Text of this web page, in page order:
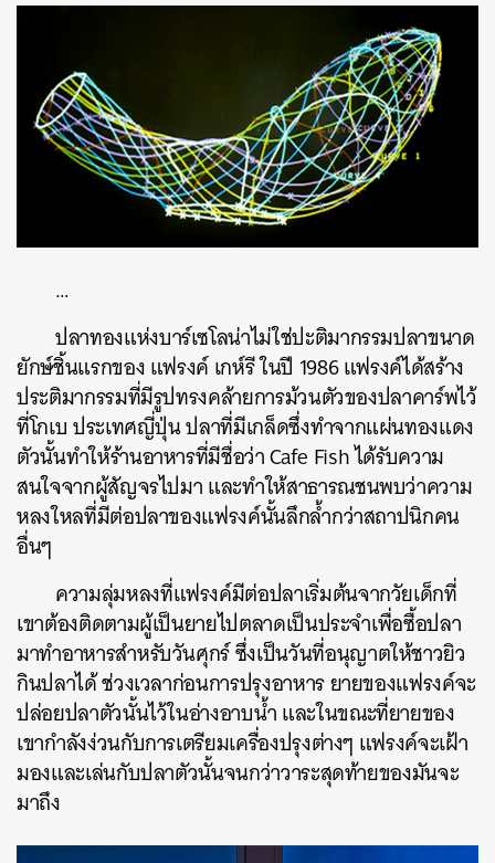
…
ปลาทองแห่งบาร์เซโลน่าไม่ใช่ปะติมากรรมปลาขนาด
ยักษ์ชิ้นแรกของแฟรงค์เกห์รีในปี 1986แฟรงค์ได้สร้าง
ประติมากรรมที่มีรูปทรงคล้ายการม้วนตัวของปลาคาร์พไว้
ที่โกเบประเทศญี่ปุ่นปลาที่มีเกล็ดซึ่งทำจากแผ่นทองแดง
ตัวนั้นทำให้ร้านอาหารที่มีชื่อว่าCafe Fishได้รับความ
สนใจจากผู้สัญจรไปมาและทำให้สาธารณชนพบว่าความ
หลงใหลที่มีต่อปลาของแฟรงค์นั้นลึกล้ำกว่าสถาปนิกคน
อื่นๆ
ความลุ่มหลงที่แฟรงค์มีต่อปลาเริ่มต้นจากวัยเด็กที่
เขาต้องติดตามผู้เป็นยายไปตลาดเป็นประจำเพื่อซื้อปลา
มาทำอาหารสำหรับวันศุกร์ซึ่งเป็นวันที่อนุญาตให้ชาวยิว
กินปลาได้ช่วงเวลาก่อนการปรุงอาหารยายของแฟรงค์จะ
ปล่อยปลาตัวนั้นไว้ในอ่างอาบน้ำและในขณะที่ยายของ
เขากำลังง่วนกับการเตรียมเครื่องปรุงต่างๆ แฟรงค์จะเฝ้า
มองและเล่นกับปลาตัวนั้นจนกว่าวาระสุดท้ายของมันจะ
มาถึง
ค้นหา
SHARE TWEET LINE EMAIL